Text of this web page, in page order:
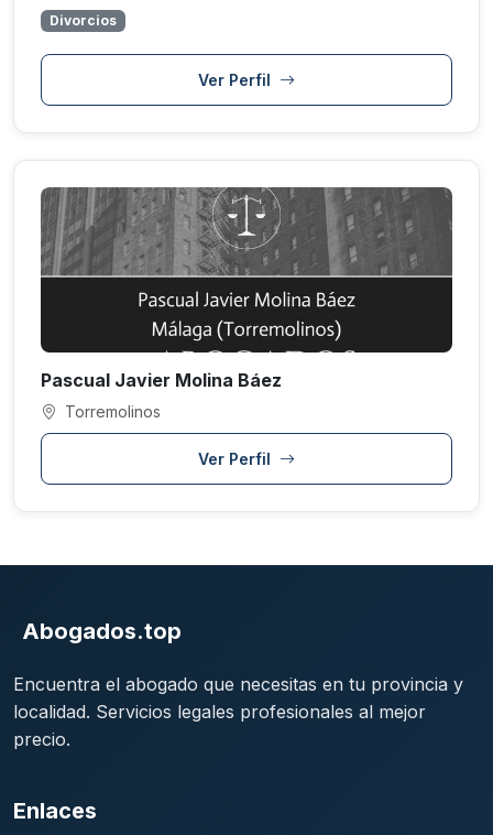
Divorcios
Ver Perfil
Pascual Javier Molina Báez
Torremolinos
Ver Perfil
Abogados.top
Encuentra el abogado que necesitas en tu provincia y
localidad. Servicios legales profesionales al mejor
precio.
Enlaces